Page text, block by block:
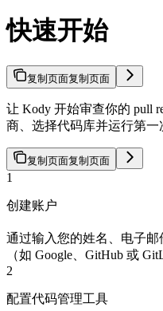
快速开始
复制页面复制页面
让 Kody 开始审查你的 pull
商、选择代码库并运行第一
复制页面复制页面
1
创建账户
通过输入您的姓名、电子
（如 Google、GitHub 或
2
配置代码管理工具